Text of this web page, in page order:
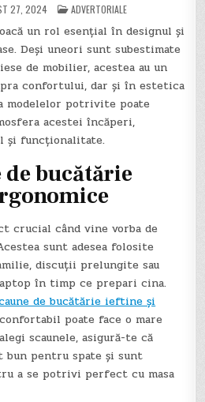
27, 2024 POSTED
IN
ADVERTORIALE
un rol esențial în designul și
Deși uneori sunt subestimate
de mobilier, acestea au un
confortului, dar și în estetica
modelelor potrivite poate
acestei încăperi,
și funcționalitate.
de bucătărie
crucial când vine vorba de
sunt adesea folosite
discuții prelungite sau
în timp ce prepari cina.
de bucătărie ieftine și
poate face o mare
scaunele, asigură-te că
bun pentru spate și sunt
a se potrivi perfect cu masa